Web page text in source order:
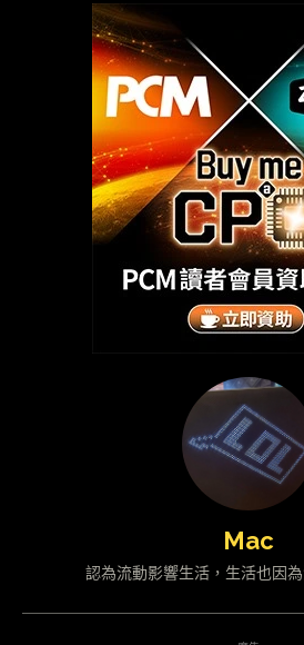
Mac
認為流動影響生活，生活也因